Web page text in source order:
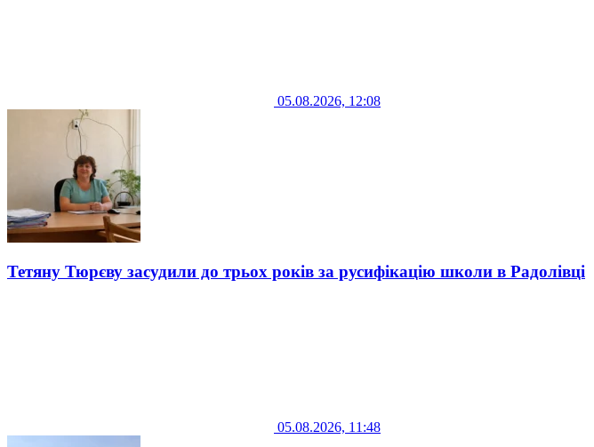
05.08.2026, 12:08
Тетяну Тюрєву засудили до трьох років за русифікацію школи в Радолівці
05.08.2026, 11:48